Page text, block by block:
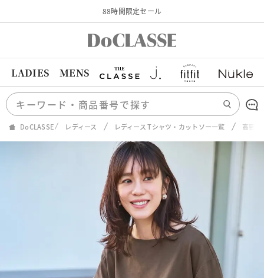
88時間限定セール
LADIES MENS
DoCLASSE レディース レディース Tシャツ・カットソー一覧 高密